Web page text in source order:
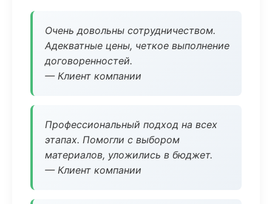
Очень довольны сотрудничеством.
Адекватные цены, четкое выполнение
договоренностей.
— Клиент компании
Профессиональный подход на всех
этапах. Помогли с выбором
материалов, уложились в бюджет.
— Клиент компании